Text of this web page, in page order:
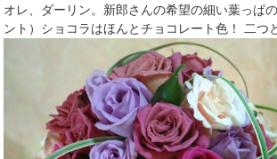
オレ、ダーリン。新郎さんの希望の細い葉っぱ
ント）ショコラはほんとチョコレート色！ 二つ